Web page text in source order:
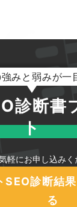
みと弱みが一
診断書
ト
軽にお申し込みく
SEO診断結
る